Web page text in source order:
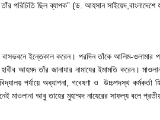
পরিচিতি ছিল ব্যাপক” (ড. আহসান সাইয়েদ,বাংলাদেশে
ইন্তেকাল করেন। পরদিন তাঁকে আলিম-ওলামার
আহমদ তাঁর জানাযার নামাযের ইমামতি করেন।
পর্যায়ে অধ্যাপনা, গবেষণা ও উচ্চপদস্থ
আবু তাহের মুহাম্মদ নাযেরের সাফল্য বলে